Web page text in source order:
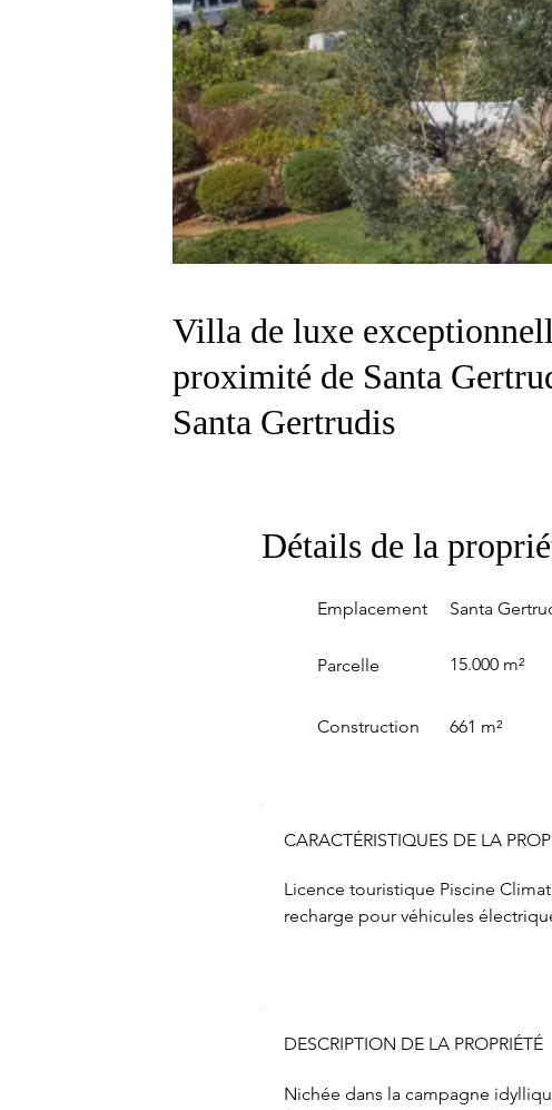
Villa de luxe
proximité de Santa
Santa Gertrudis
Détails de la
Emplacement
Parcelle
Construction
Santa
15.000 m²
661 m²
CARACTÉRISTIQUES DE LA
Licence touristique Piscine
recharge pour véhicules
DESCRIPTION DE LA PROPRIÉTÉ
Nichée dans la campagne